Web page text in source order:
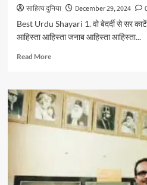
साहित्य दुनिया December 29, 2024
Best Urdu Shayari 1. वो बेदर्दी से सर
आहिस्ता आहिस्ता जनाब आहिस्ता आहिस्ता...
Read MoreRead
उर्दू
के
150
फ़ेमस